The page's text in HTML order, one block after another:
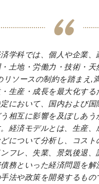
学科では、個人や企業、
土地・労働力・技術・天
リソースの制約を踏まえ,
・生産・成長を最大化する
定において、国内および国
う相互に影響を及ぼしあう
。経済モデルとは、生産、
について分析し、コスト
ンフレ、失業、景気後退、
務といった経済問題を解
法や政策を開発するもの